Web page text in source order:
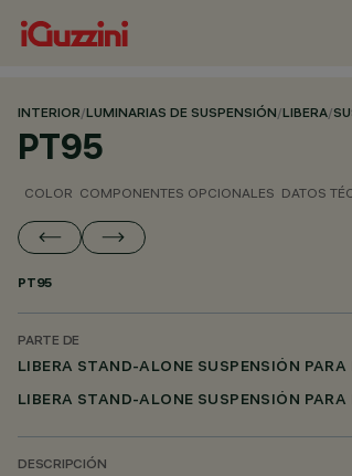
INTERIOR/LUMINARIAS DE SUSPENSIÓN/LIBERA/
PT95
COLOR COMPONENTES OPCIONALES DATOS
PT95
PARTE DE
LIBERA STAND-ALONE SUSPENSIÓN PARA
LIBERA STAND-ALONE SUSPENSIÓN
DESCRIPCIÓN